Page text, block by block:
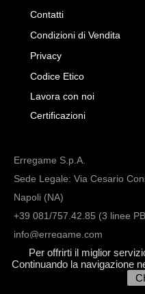
Per offrirti il miglior
Continuando la navigazione
Contatti
Condizioni di Vendita
Privacy
Codice Etico
Lavora con noi
Certificazioni
Erregame S.p.A.
Sede Legale: Via Cesario
Napoli (NA)
+39 081/757.42.85 (3 linee
info@erregame.com